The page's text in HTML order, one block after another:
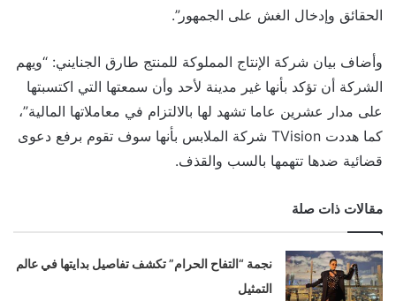
الحقائق وإدخال الغش على الجمهور”.
وأضاف بيان شركة الإنتاج المملوكة للمنتج طارق الجنايني: “ويهم
الشركة أن تؤكد بأنها غير مدينة لأحد وأن سمعتها التي اكتسبتها
على مدار عشرين عاما تشهد لها بالالتزام في معاملاتها المالية”،
كما هددت TVision شركة الملابس بأنها سوف تقوم برفع دعوى
قضائية ضدها تتهمها بالسب والقذف.
مقالات ذات صلة
نجمة “التفاح الحرام” تكشف تفاصيل بدايتها في عالم
التمثيل